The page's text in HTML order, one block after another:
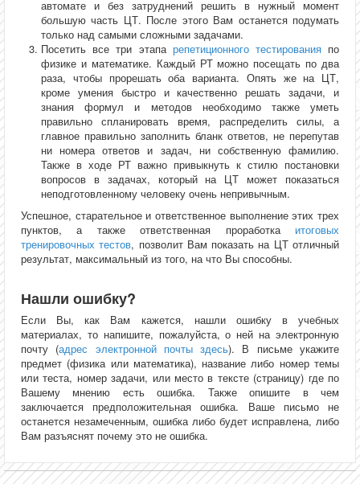
автомате и без затруднений решить в нужный момент
большую часть ЦТ. После этого Вам останется подумать
только над самыми сложными задачами.
Посетить все три этапа репетиционного тестированияпо
физике и математике. Каждый РТ можно посещать по два
раза, чтобы прорешать оба варианта. Опять же на ЦТ,
кроме умения быстро и качественно решать задачи, и
знания формул и методов необходимо также уметь
правильно спланировать время, распределить силы, а
главное правильно заполнить бланк ответов, не перепутав
ни номера ответов и задач, ни собственную фамилию.
Также в ходе РТ важно привыкнуть к стилю постановки
вопросов в задачах, который на ЦТ может показаться
неподготовленному человеку очень непривычным.
Успешное, старательное и ответственное выполнение этих трех
пунктов, а также ответственная проработка итоговых
тренировочных тестов, позволит Вам показать на ЦТ отличный
результат, максимальный из того, на что Вы способны.
Нашли ошибку?
Если Вы, как Вам кажется, нашли ошибку в учебных
материалах, то напишите, пожалуйста, о ней на электронную
почту (адрес электронной почты здесь). В письме укажите
предмет (физика или математика), название либо номер темы
или теста, номер задачи, или место в тексте (страницу) где по
Вашему мнению есть ошибка. Также опишите в чем
заключается предположительная ошибка. Ваше письмо не
останется незамеченным, ошибка либо будет исправлена, либо
Вам разъяснят почему это не ошибка.